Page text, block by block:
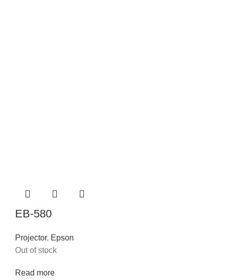
EB-580
Projector, Epson
Out of stock
Read more